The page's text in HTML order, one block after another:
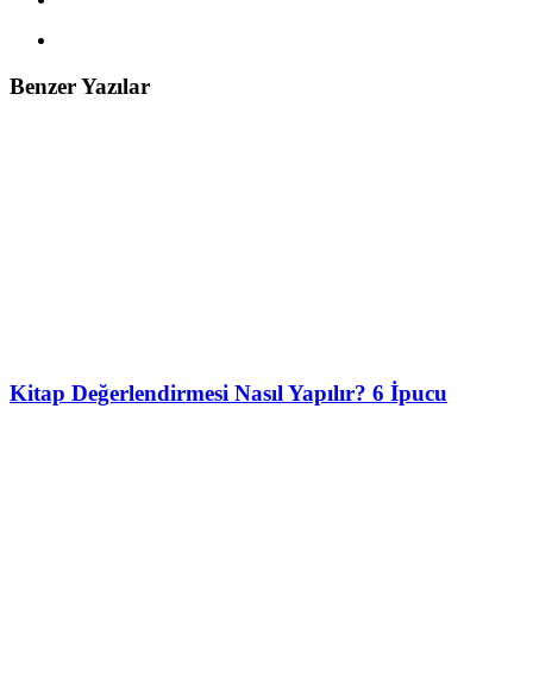
Benzer Yazılar
Kitap Değerlendirmesi Nasıl Yapılır? 6 İpucu